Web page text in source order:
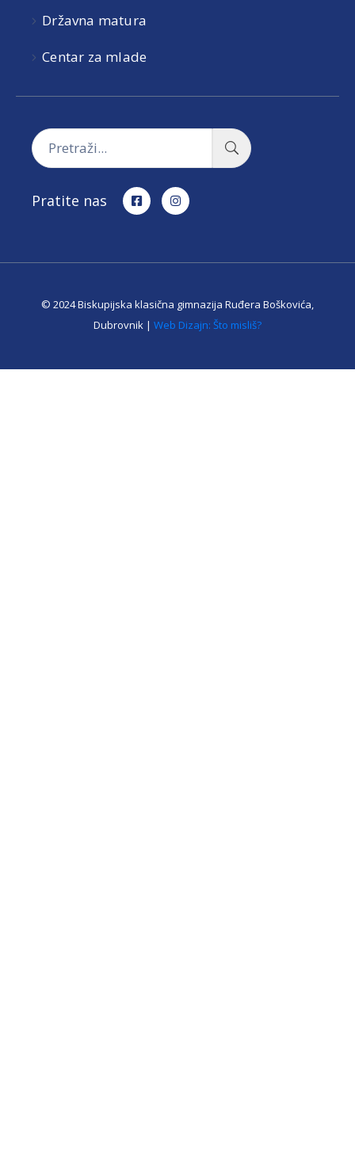
Državna matura
Centar za mlade
Pratite nas
© 2024 Biskupijska klasična gimnazija Ruđera Boškovića,
Dubrovnik | Web Dizajn: Što misliš?